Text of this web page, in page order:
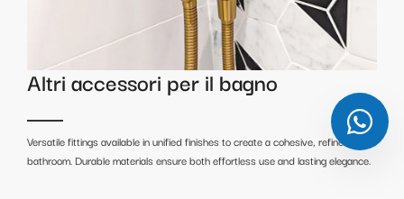
Altri accessori per il bagno
Versatile fittings available in unified finishes to create a cohesive, refined
bathroom. Durable materials ensure both effortless use and lasting elegance.